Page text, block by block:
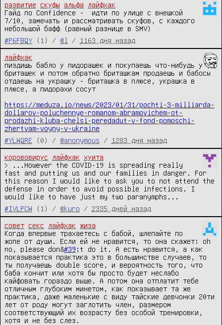
развитие скуфы альфа
лайфхак
Гайд по Confidence -  идти по улице с внешкой
7/10, замечать и рассматривать скуфов, с каждого
небольшой бафф (равный разнице в SMV)
#P6FBQY
(1) / @l / 1163 дня назад
лайфхак
пиздишь бабло у пидорашек и покупаешь что-нибудь у
бриташек и потом обратно бриташкам продаешь и бабосы
отдаешь на украшку - бриташка в плюсе, украшка в
плюсе, а пидорахи сосут
https://meduza.io/news/2023/01/31/pochti-3-milliarda-
dollarov-poluchennye-romanom-abramovichem-ot-
prodazhi-kluba-chelsi-peredadut-v-fond-pomoschi-
zhertvam-voyny-v-ukraine
#YLWQRE
(0) / @anonymous / 1283 дня назад
корововирус лайфхак
хуита
> ...However the COVID-19 is spreading really
fast and putting us and our families in danger. For
this reason I would like to ask you to not attend the
defense in order to avoid possible infections. I
would like to have just my two paranymphs...
#IVLPCW
(1) / @kuro / 2335 дней назад
совет секс лайфхак
жиза
Когда впервые трахаетесь с бабой, шлепайте по
жопе от души. Если ей не нравится, то она скажет: oh
no, please don&#39 ;t do it. А есть нравится, а как
показывается практика это в большинстве случаев, то
ты получаешь double score, и вероятность того, что
баба кончит или хотя бы просто будет неслабо
кайфовать гораздо выше. А потом она отплатит тебе
отличным глубоким минетом, как показывает та же
практика, даже маленькие с виду тайские девчонки 20ти
лет от роду могут заглотить член, размером
соответствующий их возрасту без особой тренировки,
хотя и не без слез.